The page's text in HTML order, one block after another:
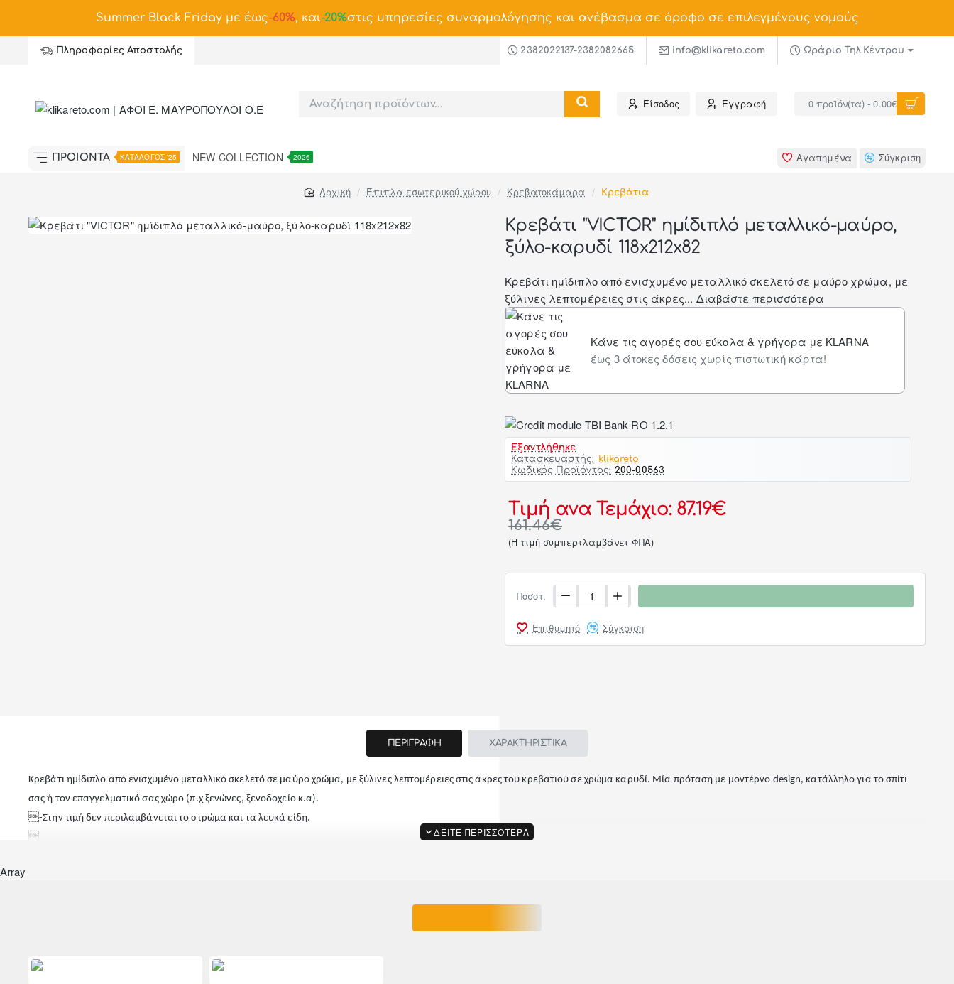
Summer Black Friday με έως-60%, και-20%στις υπηρεσίες συναρμολόγησης και ανέβασμα σε όροφο σε επιλεγμένους νομούς
Πληροφορίες Αποστολής 2382022137-2382082665 info@klikareto.com Ωράριο Τηλ.Κέντρου
Είσοδος Εγγραφή 0 προϊόν(τα) - 0.00€
ΠΡΟΪΟΝΤΑ ΚΑΤΑΛΟΓΟΣ '25 NEW COLLECTION 2026 Αγαπημένα Σύγκριση
home
Έπιπλα εσωτερικού χώρου Κρεβατοκάμαρα Κρεβάτια
Κρεβάτι "VICTOR" ημίδιπλό μεταλλικό-μαύρο,
ξύλο-καρυδί 118x212x82
Κρεβάτι ημίδιπλο από ενισχυμένο μεταλλικό σκελετό σε μαύρο χρώμα, με
ξύλινες λεπτομέρειες στις άκρες... Διαβάστε περισσότερα
Κάνε τις αγορές σου εύκολα & γρήγορα με KLARNA
έως 3 άτοκες δόσεις χωρίς πιστωτική κάρτα!
Εξαντλήθηκε
Κατασκευαστής: klikareto
Κωδικός Προϊόντος: 200-00563
Τιμή ανα Τεμάχιο: 87.19€
161.46€
(H τιμή συμπεριλαμβάνει ΦΠΑ)
Ποσοτ.
Επιθυμητό Σύγκριση
ΠΕΡΙΓΡΑΦΗ ΧΑΡΑΚΤΗΡΙΣΤΙΚΑ
Κρεβάτι ημίδιπλο από ενισχυμένο μεταλλικό σκελετό σε μαύρο χρώμα, με ξύλινες λεπτομέρειες στις άκρες του κρεβατιού σε χρώμα καρυδί. Μία πρόταση με μοντέρνο design, κατάλληλο για το σπίτι
σας ή τον επαγγελματικό σας χώρο (π.χ ξενώνες, ξενοδοχείο κ.α).
-Στην τιμή δεν περιλαμβάνεται το στρώμα και τα λευκά είδη.

Στρώμα: 110x200 εκ. (Οι διαστάσεις αναφέρονται στο στρώμα που δέχεται το κρεβάτι)
Array